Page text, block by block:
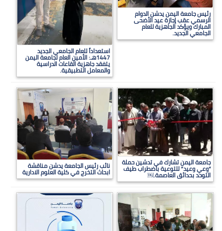
رئيس جامعة اليمن يدشن الدوام
الرسمي عقب إجازة عيد الأضحى
المبارك ويؤكد الجاهزية للعام
الجامعي الجديد.
استعداداً للعام الجامعي الجديد
1447هـ: الأمين العام لجامعة اليمن
يتفقد جاهزية القاعات الدراسية
والمعامل التطبيقية.
جامعة اليمن تشارك في تدشين حملة
“وعي وعيد” للتوعية باضطراب طيف
التوحد بحدائق العاصمة.￼
نائب رئيس الجامعة يدشن مناقشة
ابحاث التخرج في كلية العلوم الادارية